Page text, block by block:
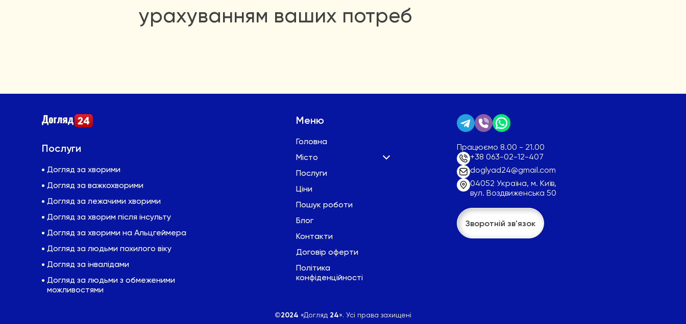
урахуванням ваших потреб
Меню
Головна
Місто
Послуги
Ціни
Пошук роботи
Блог
Контакти
Договір оферти
Політика
конфіденційності
Послуги
Догляд за хворими
Догляд за важкохворими
Догляд за лежачими хворими
Догляд за хворим після інсульту
Догляд за хворими на Альцгеймера
Догляд за людьми похилого віку
Догляд за інвалідами
Догляд за людьми з обмеженими
можливостями
Працюємо 8.00 - 21.00
+38 063-02-12-407
doglyad24@gmail.com
04052 Україна, м. Київ,
вул. Воздвиженська 50
Зворотній зв'язок
©2024 «Догляд 24». Усі права захищені